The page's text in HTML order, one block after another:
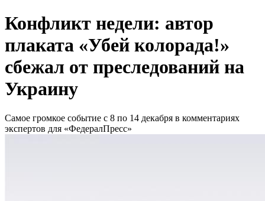
Конфликт недели: автор
плаката «Убей колорада!»
сбежал от преследований на
Украину
Самое громкое событие с 8 по 14 декабря в комментариях
экспертов для «ФедералПресс»